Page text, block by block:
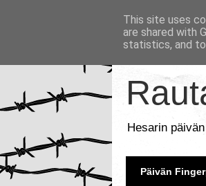
Hesarin
Päivän
This site uses
are shared with
statistics, and